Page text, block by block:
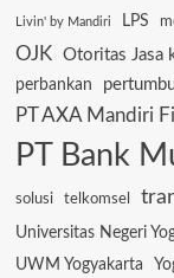
Livin' by Mandiri LPS
OJK Otoritas Jasa
perbankan
PT AXA Mandiri
PT Bank
solusi telkomsel
Universitas Negeri
UWM Yogyakarta